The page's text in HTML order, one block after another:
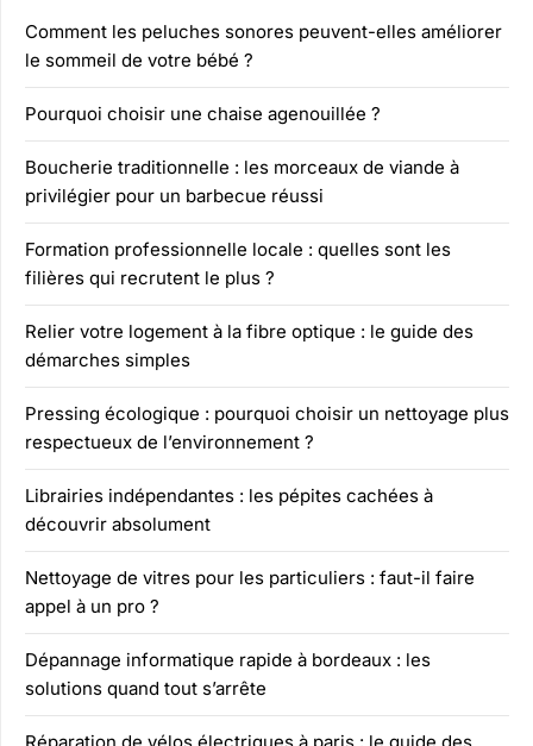
Comment les peluches sonores peuvent-elles améliorer
le sommeil de votre bébé ?
Pourquoi choisir une chaise agenouillée ?
Boucherie traditionnelle : les morceaux de viande à
privilégier pour un barbecue réussi
Formation professionnelle locale : quelles sont les
filières qui recrutent le plus ?
Relier votre logement à la fibre optique : le guide des
démarches simples
Pressing écologique : pourquoi choisir un nettoyage plus
respectueux de l’environnement ?
Librairies indépendantes : les pépites cachées à
découvrir absolument
Nettoyage de vitres pour les particuliers : faut-il faire
appel à un pro ?
Dépannage informatique rapide à bordeaux : les
solutions quand tout s’arrête